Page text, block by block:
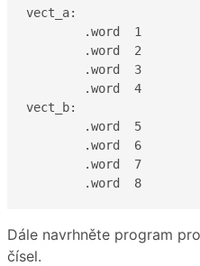
vect_a:
vect_b:
	.word  8
Dále navrhněte program
čísel.